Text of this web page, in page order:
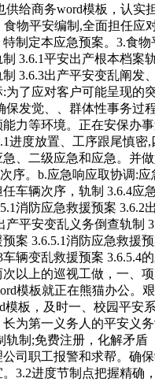
供给商务word模板，认实
食物平安编制,全面担任应
制定本应急预案。3.食
3.6.1平安出产根本档案
3.6.3出产平安变乱阐发
:为了应对客户可能呈现的
保发觉、、群体性事务过
力等环境。正在安保办
进度放置、工序跟尾慎密,
、二级应急和应急。并
序。b.应急响应取协调:
车辆次序，轨制 3.6.4应
消防应急救援预案 3.6.2
产平安变乱义务倒查轨制
案 3.6.5.1消防应急救援
车辆变乱救援预案 3.6.5.4
以上的巡视工做，一、
模板就正在熊猫办公。
模板，及时一、校园平安
为第一义务人的平安义
轨制;免费注册，化解矛盾
司职工报警和求帮。确
3.2进度节制点把握精确